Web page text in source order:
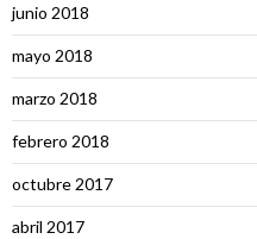
junio 2018
mayo 2018
marzo 2018
febrero 2018
octubre 2017
abril 2017